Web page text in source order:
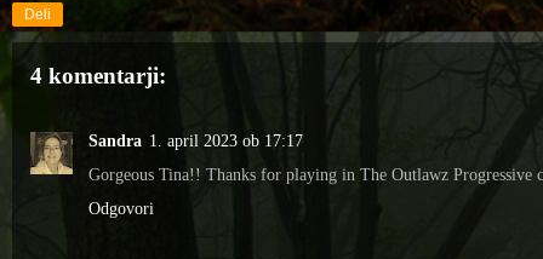
Deli
4 komentarji:
Sandra 1. april 2023 ob 17:17
Gorgeous Tina!! Thanks for playing in The Outlawz Progressive
Odgovori